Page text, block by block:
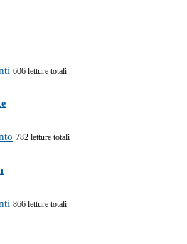
606 letture totali
782 letture totali
866 letture totali